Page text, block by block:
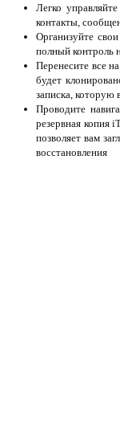
Легко
контакты,
Организуйте
полный контроль
Перенесите все
будет
записка, которую
Проводите
резервная копия
позволяет вам
восстановления